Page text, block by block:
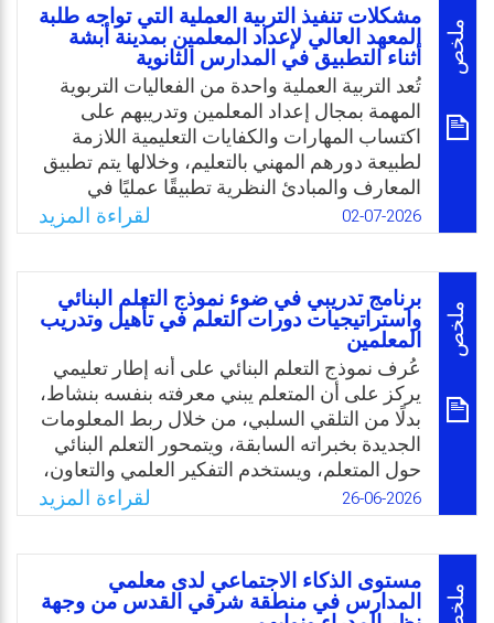
ملخص
مشكلات تنفيذ التربية العملية التي تواجه طلبة
المعهد العالي لإعداد المعلمين بمدينة أبشة
أثناء التطبيق في المدارس الثانوية
تُعد التربية العملية واحدة من الفعاليات التربوية
المهمة بمجال إعداد المعلمين وتدريبهم على
اكتساب المهارات والكفايات التعليمية اللازمة
لطبيعة دورهم المهني بالتعليم، وخلالها يتم تطبيق
المعارف والمبادئ النظرية تطبيقًا عمليًا في
المواقف الميدانية. وبهذه الدراسة يحاول الباحثون
التعرف على بعض مشكلات تنفيذ التربية العملية
التي تواجه طلبة المعهد العالي لإعداد المعلمين
بمدينة أبشة أثناء التطبيق في المدارس الثانوية،
من وجهة نظر عينة طلبة السنة الثالثة المسجلين
في برنامج التربية العملية نهاية العام الدراسي
2025 م.
WhatsApp
Facebook
Twitter
Email
02-07-2026 لقراءة المزيد
ملخص
برنامج تدريبي في ضوء نموذج التعلم البنائي
واستراتيجيات دورات التعلم في تأهيل وتدريب
المعلمين
عُرف نموذج التعلم البنائي على أنه إطار تعليمي
يركز على أن المتعلم يبني معرفته بنفسه بنشاط،
بدلًا من التلقي السلبي، من خلال ربط المعلومات
الجديدة بخبراته السابقة، ويتمحور التعلم البنائي
حول المتعلم، ويستخدم التفكير العلمي والتعاون،
ويُطبّق غالبًا عبر مراحل: التهيِئة، الاستكشاف،
الشرح، التفصيل، والتقويم.
وتُعد دورة التعلم بمختلف تطور مراحلها من
الطرق التدريسية التي تم اقتراحها لمعالجة
صعوبات التعلم وتحسين مستوى تحصيل
26-06-2026 لقراءة المزيد
ملخص
مستوى الذكاء الاجتماعي لدى معلمي
المدارس في منطقة شرقي القدس من وجهة